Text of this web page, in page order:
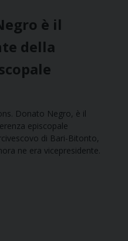
è il
della
Donato Negro, è il
episcopale
di Bari-Bitonto,
ne era vicepresidente.